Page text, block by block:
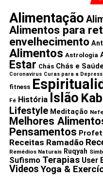
fibra insolúvel. Ambas as
perda de peso. A fibra
como substância no
fonte de alimento para as
Ajuda a reduzir a
cheio, por isso leva à
Está cientificamente
aumentar o metabolismo
expressão de genes
gordos. Ajuda no corte de
facilmente.
Agora que você já
comer Tomate. faça um
Alimentação
Alimentos para
envelhecimento
Alimentos Astrologia
Estar Chás Chás e Saúde
Coronavirus Curas para a
fitness
Fé História Islão
Lifestyle Meditação
Melhores
Pensamentos
Receitas Ramadão
Remédios Naturais Ruqyah
Sufismo Terapias User
Videos Yoga &